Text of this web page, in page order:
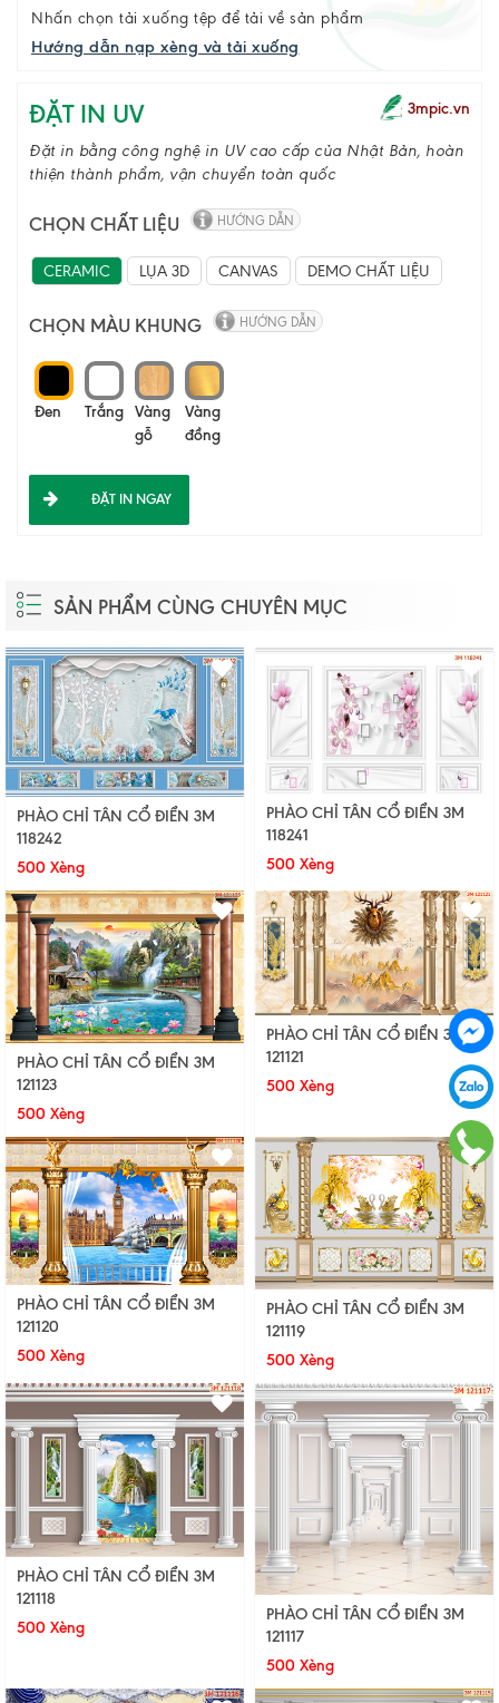
Nhấn chọn tải xuống tệp để tải về sản phẩm
Hướng dẫn nạp xèng và tải xuống
ĐẶT IN UV 3mpic.vn
Đặt in bằng công nghệ in UV cao cấp của Nhật Bản, hoàn
thiện thành phẩm, vận chuyển toàn quốc
CHỌN CHẤT LIỆU HƯỚNG DẪN
CERAMIC LỤA 3D CANVAS DEMO CHẤT LIỆU
CHỌN MÀU KHUNG HƯỚNG DẪN
Đen Trắng Vàng
gỗ
Vàng
đồng
ĐẶT IN NGAY
SẢN PHẨM CÙNG CHUYÊN MỤC
PHÀO CHỈ TÂN CỔ ĐIỂN 3M
118242
500 Xèng
PHÀO CHỈ TÂN CỔ ĐIỂN 3M
118241
500 Xèng
PHÀO CHỈ TÂN CỔ ĐIỂN 3M
121123
500 Xèng
PHÀO CHỈ TÂN CỔ ĐIỂN 3M
121121
500 Xèng
PHÀO CHỈ TÂN CỔ ĐIỂN 3M
121120
500 Xèng
PHÀO CHỈ TÂN CỔ ĐIỂN 3M
121119
500 Xèng
PHÀO CHỈ TÂN CỔ ĐIỂN 3M
121118
500 Xèng
PHÀO CHỈ TÂN CỔ ĐIỂN 3M
121117
500 Xèng